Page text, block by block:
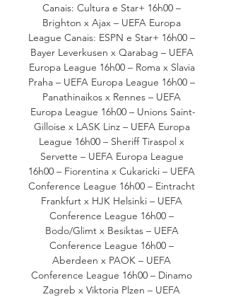
Canais: Cultura e Star+ 16h00 –
Brighton x Ajax – UEFA Europa
League Canais: ESPN e Star+ 16h00 –
Bayer Leverkusen x Qarabag – UEFA
Europa League 16h00 – Roma x Slavia
Praha – UEFA Europa League 16h00 –
Panathinaikos x Rennes – UEFA
Europa League 16h00 – Unions Saint-
Gilloise x LASK Linz – UEFA Europa
League 16h00 – Sheriff Tiraspol x
Servette – UEFA Europa League
16h00 – Fiorentina x Cukaricki – UEFA
Conference League 16h00 – Eintracht
Frankfurt x HJK Helsinki – UEFA
Conference League 16h00 –
Bodo/Glimt x Besiktas – UEFA
Conference League 16h00 –
Aberdeen x PAOK – UEFA
Conference League 16h00 – Dinamo
Zagreb x Viktoria Plzen – UEFA